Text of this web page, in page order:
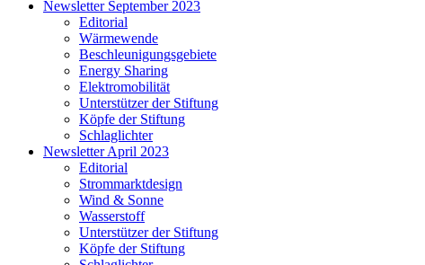
Newsletter September 2023
Editorial
Wärmewende
Beschleunigungsgebiete
Energy Sharing
Elektromobilität
Unterstützer der Stiftung
Köpfe der Stiftung
Schlaglichter
Newsletter April 2023
Editorial
Strommarktdesign
Wind & Sonne
Wasserstoff
Unterstützer der Stiftung
Köpfe der Stiftung